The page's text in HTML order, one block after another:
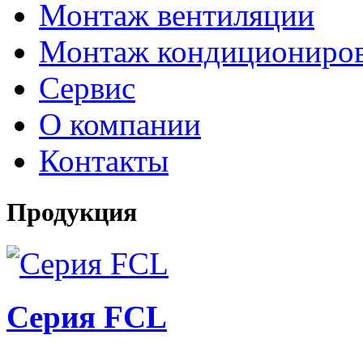
Монтаж вентиляции
Монтаж
Сервис
О компании
Контакты
Продукция
Серия FCL